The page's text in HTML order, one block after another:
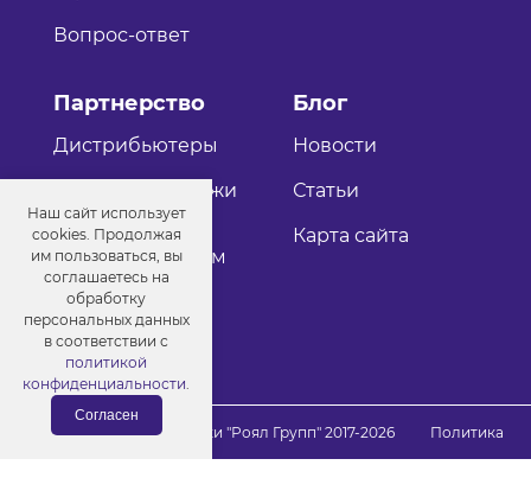
Вопрос-ответ
Партнерство
Дистрибьютеры
Оптовые продажи
Как стать
дистрибьютером
Блог
Новости
Статьи
Карта сайта
© Порошковые краски "Роял Групп" 2017-2026
Политика
конфиденциальности
Наш сайт использует
cookies. Продолжая
им пользоваться, вы
соглашаетесь на
обработку
персональных данных
в соответствии с
политикой
конфиденциальности.
Согласен